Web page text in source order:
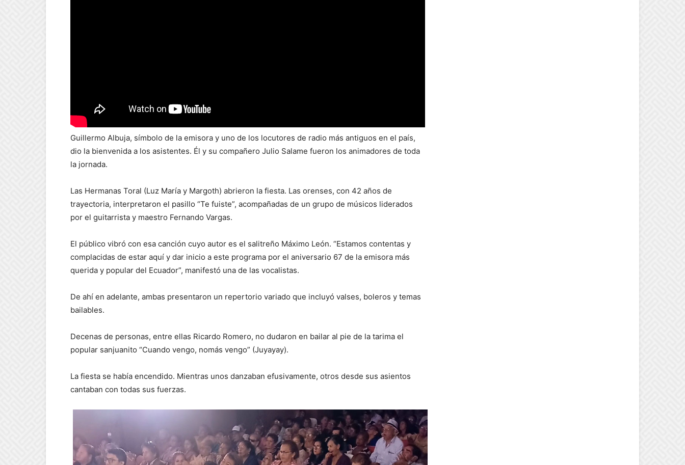
Guillermo Albuja, símbolo de la emisora y uno de los locutores de radio más antiguos en el país,
dio la bienvenida a los asistentes. Él y su compañero Julio Salame fueron los animadores de toda
la jornada.
Las Hermanas Toral (Luz María y Margoth) abrieron la fiesta. Las orenses, con 42 años de
trayectoria, interpretaron el pasillo “Te fuiste”, acompañadas de un grupo de músicos liderados
por el guitarrista y maestro Fernando Vargas.
El público vibró con esa canción cuyo autor es el salitreño Máximo León. “Estamos contentas y
complacidas de estar aquí y dar inicio a este programa por el aniversario 67 de la emisora más
querida y popular del Ecuador”, manifestó una de las vocalistas.
De ahí en adelante, ambas presentaron un repertorio variado que incluyó valses, boleros y temas
bailables.
Decenas de personas, entre ellas Ricardo Romero, no dudaron en bailar al pie de la tarima el
popular sanjuanito “Cuando vengo, nomás vengo” (Juyayay).
La fiesta se había encendido. Mientras unos danzaban efusivamente, otros desde sus asientos
cantaban con todas sus fuerzas.